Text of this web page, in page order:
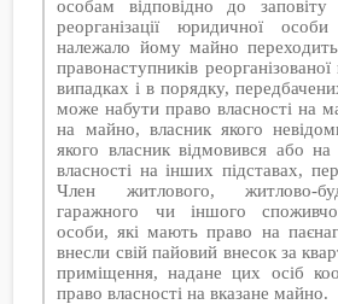
особам відповідно до
реорганізації юридичної
належало йому майно
правонаступників
випадках і в порядку,
може набути право власності на
на майно, власник якого
якого власник відмовився або
власності на інших підставах,
Член житлового, житлово-
гаражного чи іншого
особи, які мають право на
внесли свій пайовий внесок за
приміщення, надане цих осіб
право власності на вказане майно.